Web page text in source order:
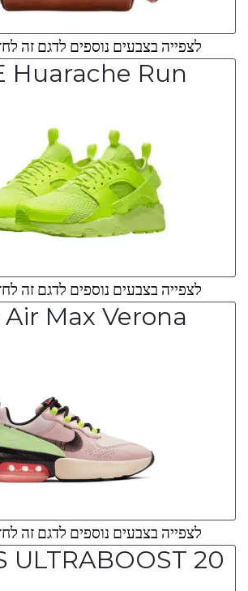
לצפייה בצבעים נוספים לדגם זה
Huarache Run
לצפייה בצבעים נוספים לדגם זה
Air Max Verona
לצפייה בצבעים נוספים לדגם זה
ULTRABOOST 20